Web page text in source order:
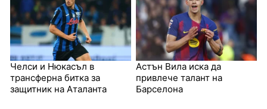
Челси и Нюкасъл в
трансферна битка за
защитник на Аталанта
Астън Вила иска да
привлече талант на
Барселона